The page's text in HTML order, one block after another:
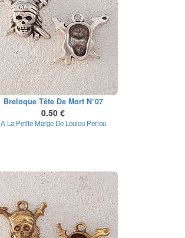
Breloque Tête De Mort N°07
0.50 €
A La Petite Marge De Loulou Perlou